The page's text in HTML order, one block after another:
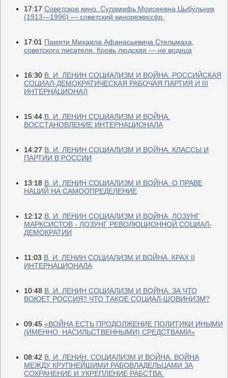
17:17 Советское кино. Суламифь Моисеевна Цыбу́льник
(1913—1996) — советский кинорежиссёр.
17:01 Памяти Михаила Афанасьевича Стельмаха,
советского писателя. Кровь людская — не водица
16:30 В. И. ЛЕНИН СОЦИАЛИЗМ И ВОЙНА. РОССИЙСКАЯ
СОЦИАЛ-ДЕМОКРАТИЧЕСКАЯ РАБОЧАЯ ПАРТИЯ И III
ИНТЕРНАЦИОНАЛ
15:44 В. И. ЛЕНИН СОЦИАЛИЗМ И ВОЙНА.
ВОССТАНОВЛЕНИЕ ИНТЕРНАЦИОНАЛА
14:27 В. И. ЛЕНИН СОЦИАЛИЗМ И ВОЙНА. КЛАССЫ И
ПАРТИИ В РОССИИ
13:18 В. И. ЛЕНИН СОЦИАЛИЗМ И ВОЙНА. О ПРАВЕ
НАЦИЙ НА САМООПРЕДЕЛЕНИЕ
12:12 В. И. ЛЕНИН СОЦИАЛИЗМ И ВОЙНА. ЛОЗУНГ
МАРКСИСТОВ - ЛОЗУНГ РЕВОЛЮЦИОННОЙ СОЦИАЛ-
ДЕМОКРАТИИ
11:03 В. И. ЛЕНИН СОЦИАЛИЗМ И ВОЙНА. КРАХ II
ИНТЕРНАЦИОНАЛА
10:48 В. И. ЛЕНИН СОЦИАЛИЗМ И ВОЙНА. ЗА ЧТО
ВОЮЕТ РОССИЯ? ЧТО ТАКОЕ СОЦИАЛ-ШОВИНИЗМ?
09:45 «ВОЙНА ЕСТЬ ПРОДОЛЖЕНИЕ ПОЛИТИКИ ИНЫМИ
(ИМЕННО: НАСИЛЬСТВЕННЫМИ) СРЕДСТВАМИ»
08:42 В. И. ЛЕНИН. СОЦИАЛИЗМ И ВОЙНА. ВОЙНА
МЕЖДУ КРУПНЕЙШИМИ РАБОВЛАДЕЛЬЦАМИ ЗА
СОХРАНЕНИЕ И УКРЕПЛЕНИЕ РАБСТВА.